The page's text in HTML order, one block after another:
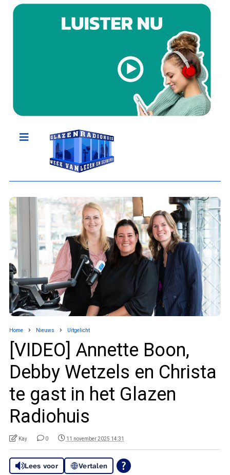
Home Nieuws Uitgelicht
[VIDEO] Annette Boon,
Debby Wetzels en Christa
te gast in het Glazen
Radiohuis
Kay 0 11 november 2025 14:31
Lees voor Vertalen